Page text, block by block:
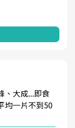
、大成...即食
均一片不到50